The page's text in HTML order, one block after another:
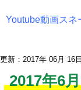
Youtube動画スネ
更新：2017年 06月 16日
2017年6